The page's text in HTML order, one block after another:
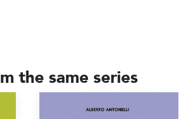
the same series